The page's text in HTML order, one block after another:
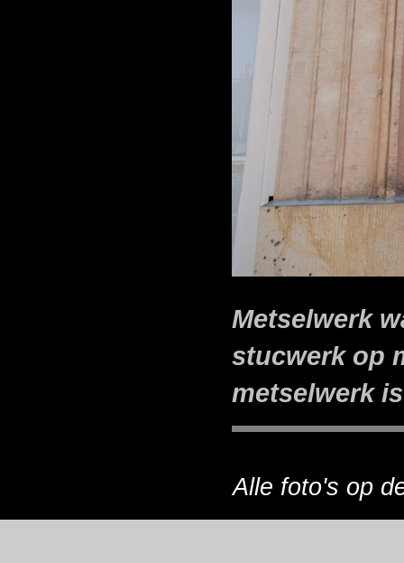
Metselwerk
stucwerk op
metselwerk
Alle foto's op